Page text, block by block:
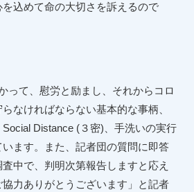
込めて命の大切さを訴えるので
て、慰労と励まし、それからコロ
なければならない基本的な事柄、
Social Distance (３密) 、手洗いの実行
ます。また、記者団の質問に即答
中で、判明次第報告しますと応え
力ありがとうございます」と記者